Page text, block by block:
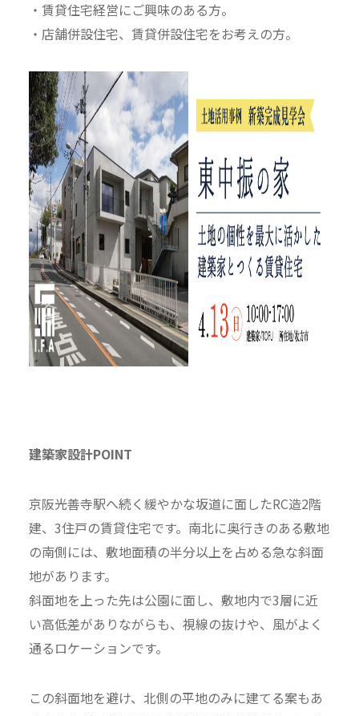
・賃貸住宅経営にご興味のある方。
・店舗併設住宅、賃貸併設住宅をお考えの方。
建築家設計POINT
京阪光善寺駅へ続く緩やかな坂道に面したRC造2階
建、3住戸の賃貸住宅です。南北に奥行きのある敷地
の南側には、敷地面積の半分以上を占める急な斜面
地があります。
斜面地を上った先は公園に面し、敷地内で3層に近
い高低差がありながらも、視線の抜けや、風がよく
通るロケーションです。
この斜面地を避け、北側の平地のみに建てる案もあ